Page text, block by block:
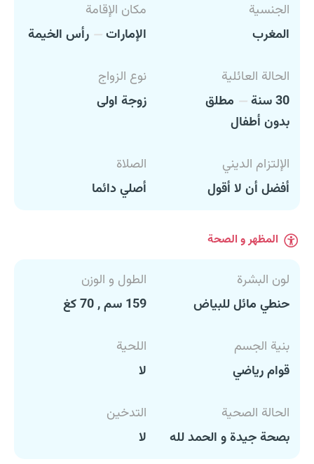
الجنسية
المغرب
مكان الإقامة
الإمارات
رأس الخيمة
الحالة العائلية
30 سنة
مطلق
بدون أطفال
نوع الزواج
زوجة اولى
الإلتزام الديني
أفضل أن لا أقول
الصلاة
أصلي دائما
المظهر و الصحة
لون البشرة
حنطي مائل للبياض
الطول و الوزن
159 سم , 70 كغ
بنية الجسم
قوام رياضي
اللحية
لا
الحالة الصحية
بصحة جيدة و الحمد لله
التدخين
لا